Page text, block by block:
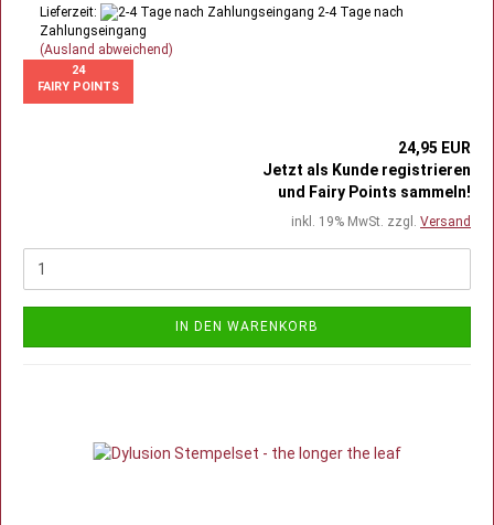
Lieferzeit:
2-4 Tage nach
Zahlungseingang
(Ausland abweichend)
24
FAIRY POINTS
24,95 EUR
Jetzt als Kunde registrieren
und Fairy Points sammeln!
inkl. 19% MwSt. zzgl. Versand
IN DEN WARENKORB